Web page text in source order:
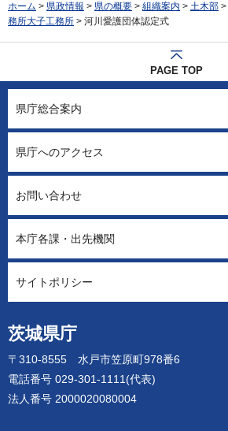
ホーム > 県政情報 > 県の概要 > 組織案内 > 土木部 >
務所大子工務所 > 河川愛護団体認定式
PAGE TOP
茨城県庁
〒310-8555 水戸市笠原町978番6
電話番号 029-301-1111(代表)
法人番号 2000020080004
県庁総合案内
県庁へのアクセス
お問い合わせ
本庁各課・出先機関
サイトポリシー